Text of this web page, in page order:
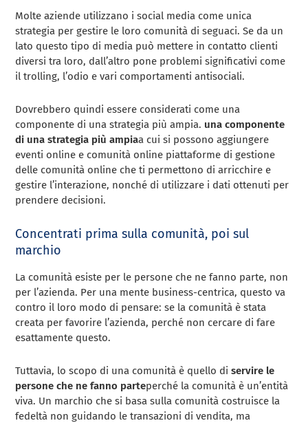
Molte aziende utilizzano i social media come unica
strategia per gestire le loro comunità di seguaci. Se da un
lato questo tipo di media può mettere in contatto clienti
diversi tra loro, dall’altro pone problemi significativi come
il trolling, l’odio e vari comportamenti antisociali.
Dovrebbero quindi essere considerati come una
componente di una strategia più ampia. una componente
di una strategia più ampiaa cui si possono aggiungere
eventi online e comunità online piattaforme di gestione
delle comunità online che ti permettono di arricchire e
gestire l’interazione, nonché di utilizzare i dati ottenuti per
prendere decisioni.
Concentrati prima sulla comunità, poi sul
marchio
La comunità esiste per le persone che ne fanno parte, non
per l’azienda. Per una mente business-centrica, questo va
contro il loro modo di pensare: se la comunità è stata
creata per favorire l’azienda, perché non cercare di fare
esattamente questo.
Tuttavia, lo scopo di una comunità è quello diservire le
persone che ne fanno parteperché la comunità è un’entità
viva. Un marchio che si basa sulla comunità costruisce la
fedeltà non guidando le transazioni di vendita, ma